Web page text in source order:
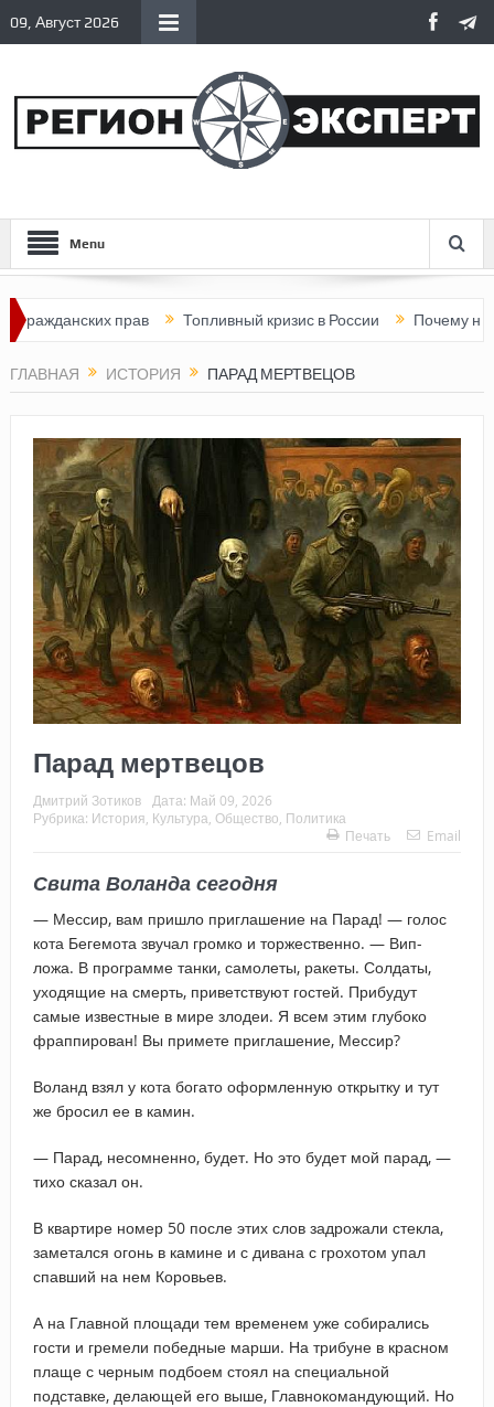
09, Август 2026
Menu
прав Топливный кризис в России Почему
ГЛАВНАЯ ИСТОРИЯ ПАРАД МЕРТВЕЦОВ
Парад мертвецов
Дмитрий Зотиков Дата: Май 09, 2026
Рубрика: История Культура Общество Политика
Печать
Email
Свита Воланда сегодня
— Мессир, вам пришло приглашение на Парад! — голос
кота Бегемота звучал громко и торжественно. — Вип-
ложа. В программе танки, самолеты, ракеты. Солдаты,
уходящие на смерть, приветствуют гостей. Прибудут
самые известные в мире злодеи. Я всем этим глубоко
фраппирован! Вы примете приглашение, Мессир?
Воланд взял у кота богато оформленную открытку и тут
же бросил ее в камин.
— Парад, несомненно, будет. Но это будет мой парад, —
тихо сказал он.
В квартире номер 50 после этих слов задрожали стекла,
заметался огонь в камине и с дивана с грохотом упал
спавший на нем Коровьев.
А на Главной площади тем временем уже собирались
гости и гремели победные марши. На трибуне в красном
плаще с черным подбоем стоял на специальной
подставке, делающей его выше, Главнокомандующий. Но